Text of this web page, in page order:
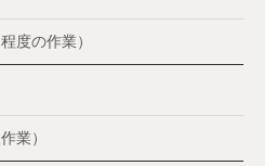
度の作業）
業）